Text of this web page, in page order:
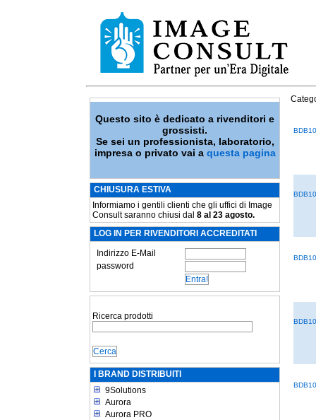
Questo sito è dedicato a rivenditori e
grossisti.
Se sei un professionista, laboratorio,
impresa o privato vai a questa pagina
CHIUSURA ESTIVA
Informiamo i gentili clienti che gli uffici di Image
Consult saranno chiusi dal 8 al 23 agosto.
LOG IN PER RIVENDITORI ACCREDITATI
Indirizzo E-Mail
password
Ricerca prodotti
I BRAND DISTRIBUITI
9Solutions
Aurora
Aurora PRO